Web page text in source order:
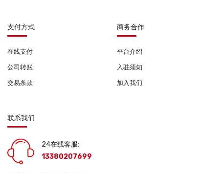
支付方式
在线支付
公司转账
交易条款
商务合作
平台介绍
入驻须知
加入我们
联系我们
24在线客服:
13380207699